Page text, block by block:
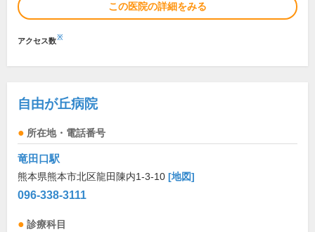
この医院の詳細をみる
アクセス数※
自由が丘病院
所在地・電話番号
竜田口駅
熊本県熊本市北区龍田陳内1-3-10 [地図]
096-338-3111
診療科目